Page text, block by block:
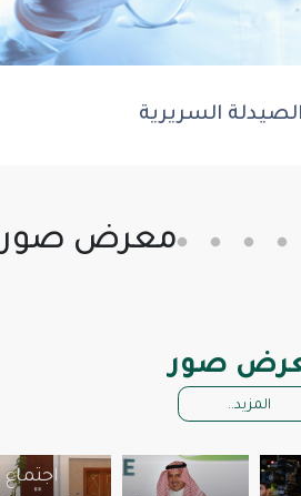
السريرية
معرض صور
صور
المزيد..
اجتماع